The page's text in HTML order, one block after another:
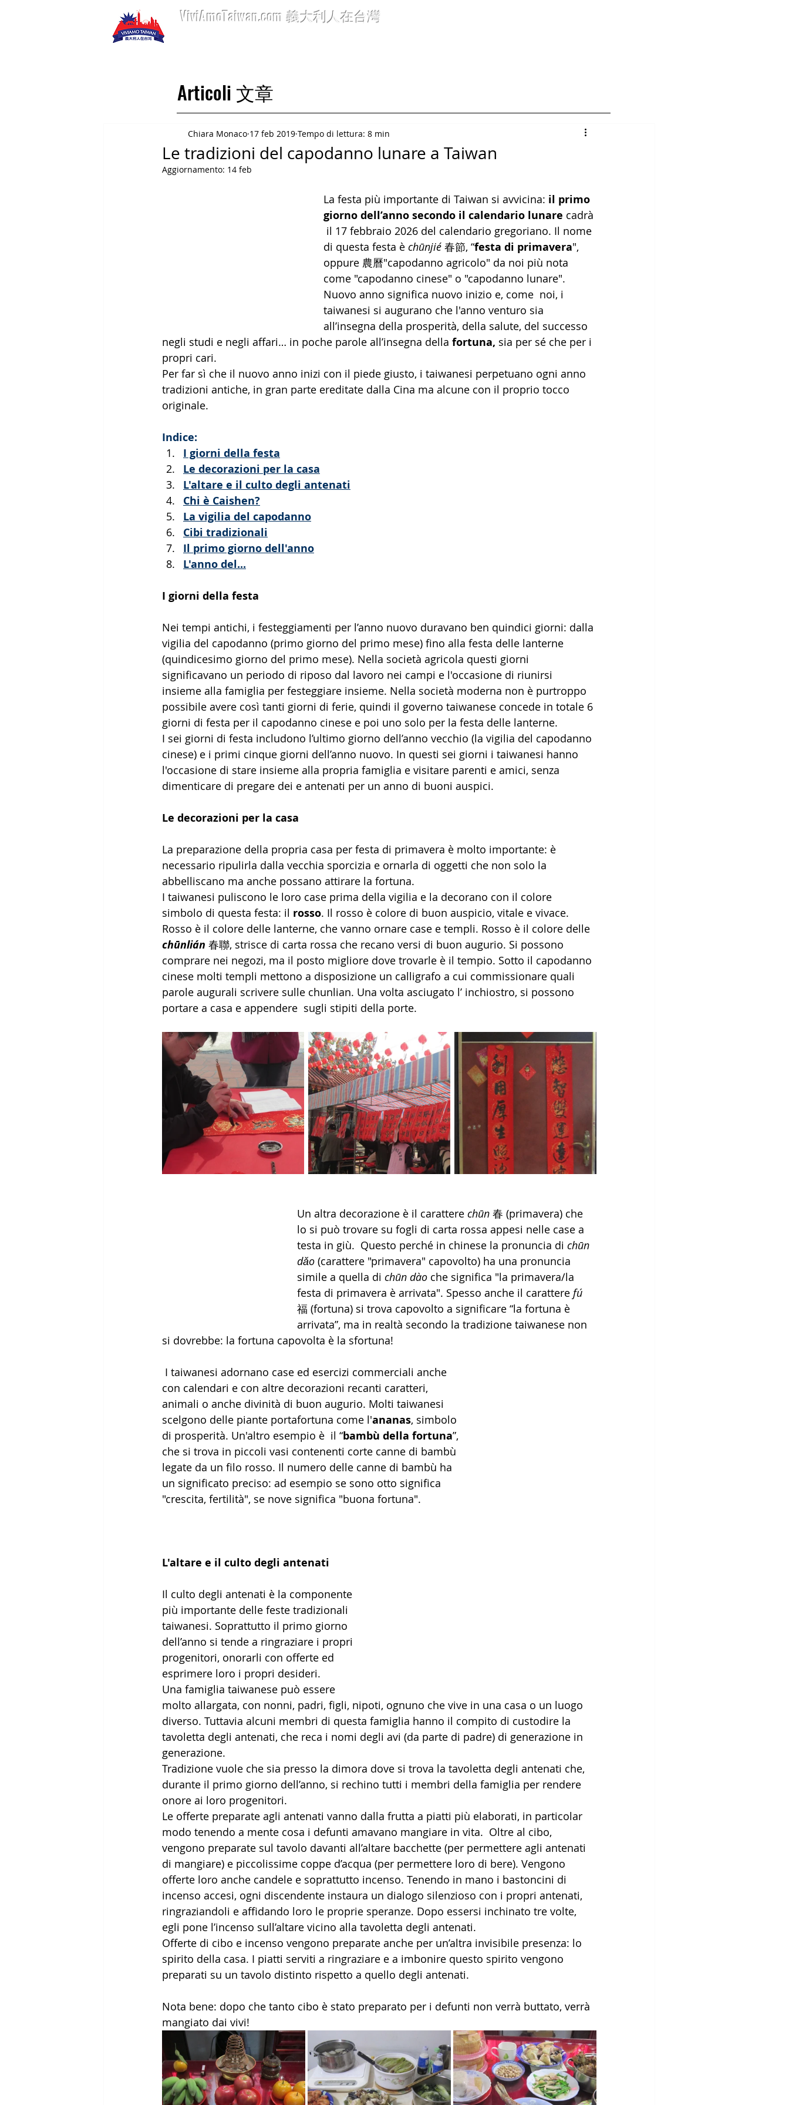
ViviAmoTaiwan.com義大利人在台灣
Le tradizioni del capodanno lunare a Taiwan
Chiara Monaco 17 feb 2019 Tempo di lettura: 8 min
Aggiornamento: 14 feb
La festa più importante di Taiwan si avvicina: il primo
giorno dell’anno secondo il calendario lunare cadrà
il 17 febbraio 2026 del calendario gregoriano. Il nome
di questa festa è chūnjié 春節, “festa di primavera",
oppure 農曆"capodanno agricolo" da noi più nota
come "capodanno cinese" o "capodanno lunare".
Nuovo anno significa nuovo inizio e, come  noi, i
taiwanesi si augurano che l'anno venturo sia
all’insegna della prosperità, della salute, del successo
negli studi e negli affari… in poche parole all’insegna della fortuna, sia per sé che per i
propri cari.
Per far sì che il nuovo anno inizi con il piede giusto, i taiwanesi perpetuano ogni anno
tradizioni antiche, in gran parte ereditate dalla Cina ma alcune con il proprio tocco
originale.
Indice:
I giorni della festa
Le decorazioni per la casa
L'altare e il culto degli antenati
Chi è Caishen?
La vigilia del capodanno
Cibi tradizionali
Il primo giorno dell'anno
L'anno del...
I giorni della festa
Nei tempi antichi, i festeggiamenti per l’anno nuovo duravano ben quindici giorni: dalla
vigilia del capodanno (primo giorno del primo mese) fino alla festa delle lanterne
(quindicesimo giorno del primo mese). Nella società agricola questi giorni
significavano un periodo di riposo dal lavoro nei campi e l'occasione di riunirsi
insieme alla famiglia per festeggiare insieme. Nella società moderna non è purtroppo
possibile avere così tanti giorni di ferie, quindi il governo taiwanese concede in totale 6
giorni di festa per il capodanno cinese e poi uno solo per la festa delle lanterne.
I sei giorni di festa includono l’ultimo giorno dell’anno vecchio (la vigilia del capodanno
cinese) e i primi cinque giorni dell’anno nuovo. In questi sei giorni i taiwanesi hanno
l'occasione di stare insieme alla propria famiglia e visitare parenti e amici, senza
dimenticare di pregare dei e antenati per un anno di buoni auspici.
Le decorazioni per la casa
La preparazione della propria casa per festa di primavera è molto importante: è
necessario ripulirla dalla vecchia sporcizia e ornarla di oggetti che non solo la
abbelliscano ma anche possano attirare la fortuna.
I taiwanesi puliscono le loro case prima della vigilia e la decorano con il colore
simbolo di questa festa: il rosso. Il rosso è colore di buon auspicio, vitale e vivace.
Rosso è il colore delle lanterne, che vanno ornare case e templi. Rosso è il colore delle
chūnlián 春聯, strisce di carta rossa che recano versi di buon augurio. Si possono
comprare nei negozi, ma il posto migliore dove trovarle è il tempio. Sotto il capodanno
cinese molti templi mettono a disposizione un calligrafo a cui commissionare quali
parole augurali scrivere sulle chunlian. Una volta asciugato l’ inchiostro, si possono
portare a casa e appendere  sugli stipiti della porte.
Un altra decorazione è il carattere chūn 春 (primavera) che
lo si può trovare su fogli di carta rossa appesi nelle case a
testa in giù.  Questo perché in chinese la pronuncia di chūn
dǎo (carattere "primavera" capovolto) ha una pronuncia
simile a quella di chūn dào che significa "la primavera/la
festa di primavera è arrivata". Spesso anche il carattere fú
福 (fortuna) si trova capovolto a significare “la fortuna è
arrivata”, ma in realtà secondo la tradizione taiwanese non
si dovrebbe: la fortuna capovolta è la sfortuna!
con calendari e con altre decorazioni recanti caratteri,
animali o anche divinità di buon augurio. Molti taiwanesi
scelgono delle piante portafortuna come l'ananas, simbolo
di prosperità. Un'altro esempio è  il “bambù della fortuna”,
che si trova in piccoli vasi contenenti corte canne di bambù
legate da un filo rosso. Il numero delle canne di bambù ha
un significato preciso: ad esempio se sono otto significa
"crescita, fertilità", se nove significa "buona fortuna".
L'altare e il culto degli antenati
Il culto degli antenati è la componente
più importante delle feste tradizionali
taiwanesi. Soprattutto il primo giorno
dell’anno si tende a ringraziare i propri
progenitori, onorarli con offerte ed
esprimere loro i propri desideri.
Una famiglia taiwanese può essere
molto allargata, con nonni, padri, figli, nipoti, ognuno che vive in una casa o un luogo
diverso. Tuttavia alcuni membri di questa famiglia hanno il compito di custodire la
tavoletta degli antenati, che reca i nomi degli avi (da parte di padre) di generazione in
generazione.
Tradizione vuole che sia presso la dimora dove si trova la tavoletta degli antenati che,
durante il primo giorno dell’anno, si rechino tutti i membri della famiglia per rendere
onore ai loro progenitori.
Le offerte preparate agli antenati vanno dalla frutta a piatti più elaborati, in particolar
modo tenendo a mente cosa i defunti amavano mangiare in vita.  Oltre al cibo,
vengono preparate sul tavolo davanti all’altare bacchette (per permettere agli antenati
di mangiare) e piccolissime coppe d’acqua (per permettere loro di bere). Vengono
offerte loro anche candele e soprattutto incenso. Tenendo in mano i bastoncini di
incenso accesi, ogni discendente instaura un dialogo silenzioso con i propri antenati,
ringraziandoli e affidando loro le proprie speranze. Dopo essersi inchinato tre volte,
egli pone l’incenso sull’altare vicino alla tavoletta degli antenati.
Offerte di cibo e incenso vengono preparate anche per un’altra invisibile presenza: lo
spirito della casa. I piatti serviti a ringraziare e a imbonire questo spirito vengono
preparati su un tavolo distinto rispetto a quello degli antenati.
Nota bene: dopo che tanto cibo è stato preparato per i defunti non verrà buttato, verrà
mangiato dai vivi!
Articoli 文章